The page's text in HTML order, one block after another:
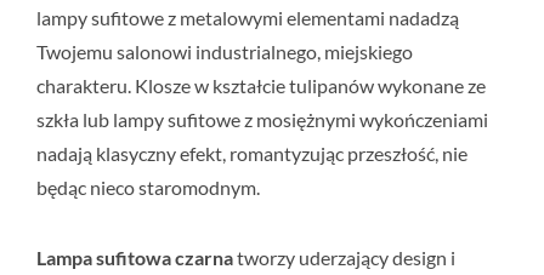
lampy sufitowe z metalowymi elementami nadadzą
Twojemu salonowi industrialnego, miejskiego
charakteru. Klosze w kształcie tulipanów wykonane ze
szkła lub lampy sufitowe z mosiężnymi wykończeniami
nadają klasyczny efekt, romantyzując przeszłość, nie
będąc nieco staromodnym.
Lampa sufitowa czarnatworzy uderzający design i